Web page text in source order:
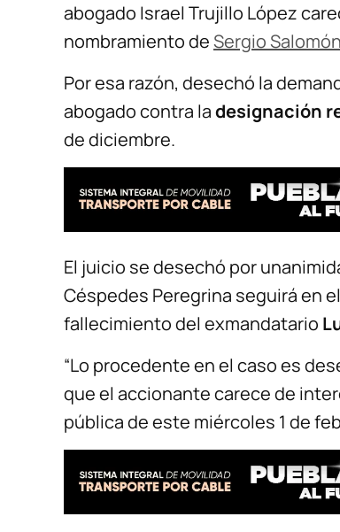
abogado Israel Trujillo López
nombramiento deSergio
Por esa razón, desechó la
abogado contra ladesignación
de diciembre.
El juicio se desechó por
Céspedes Peregrina seguirá en
fallecimiento del exmandatario
“Lo procedente en el caso es
que el accionante carece de
pública de este miércoles 1 de